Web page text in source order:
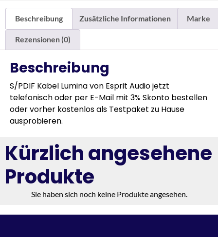
Beschreibung Zusätzliche Informationen Marke
Rezensionen (0)
Beschreibung
S/PDIF Kabel Lumina von Esprit Audio jetzt
telefonisch oder per E-Mail mit 3% Skonto bestellen
oder vorher kostenlos als Testpaket zu Hause
ausprobieren.
Kürzlich angesehene
Produkte
Sie haben sich noch keine Produkte angesehen.